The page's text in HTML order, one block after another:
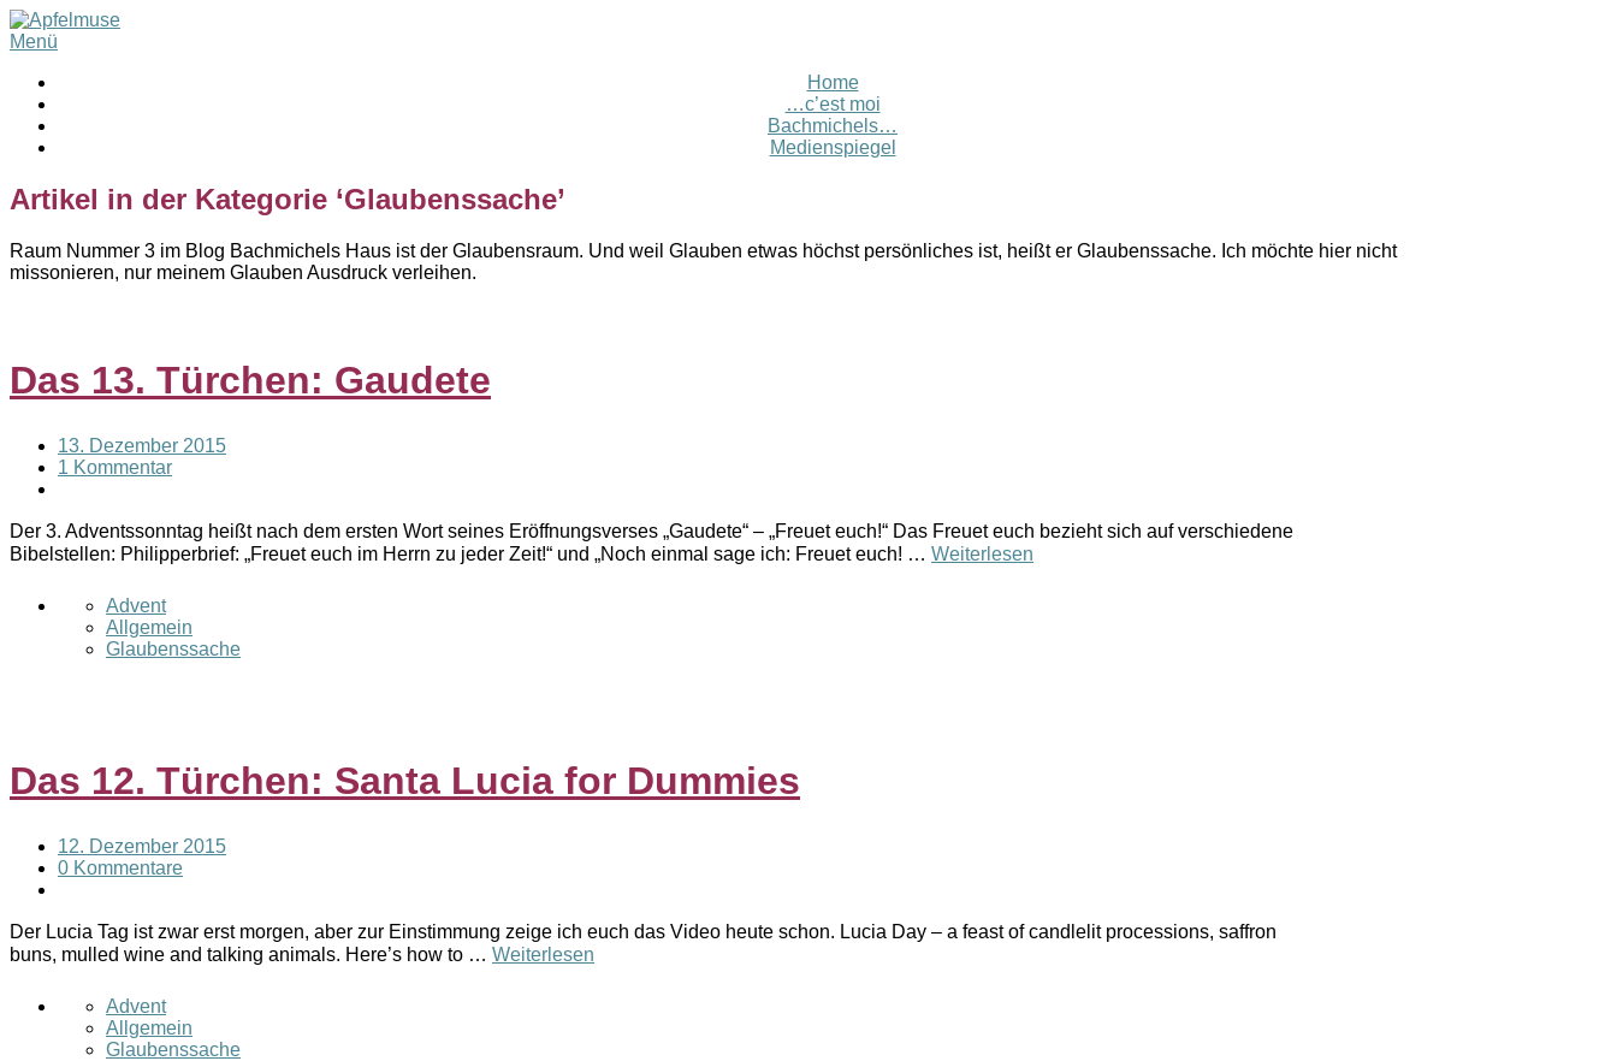
Menü
Home
…c’est moi
Bachmichels…
Medienspiegel
Artikel in der Kategorie ‘Glaubenssache’
Raum Nummer 3 im Blog Bachmichels Haus ist der Glaubensraum. Und weil Glauben etwas höchst persönliches ist, heißt er Glaubenssache. Ich möchte hier nicht
missonieren, nur meinem Glauben Ausdruck verleihen.
Das 13. Türchen: Gaudete
13. Dezember 2015
1 Kommentar
Der 3. Adventssonntag heißt nach dem ersten Wort seines Eröffnungsverses „Gaudete“ – „Freuet euch!“ Das Freuet euch bezieht sich auf verschiedene
Bibelstellen: Philipperbrief: „Freuet euch im Herrn zu jeder Zeit!“ und „Noch einmal sage ich: Freuet euch! … Weiterlesen
Advent
Allgemein
Glaubenssache
Das 12. Türchen: Santa Lucia for Dummies
12. Dezember 2015
0 Kommentare
Der Lucia Tag ist zwar erst morgen, aber zur Einstimmung zeige ich euch das Video heute schon. Lucia Day – a feast of candlelit processions, saffron
buns, mulled wine and talking animals. Here’s how to … Weiterlesen
Advent
Allgemein
Glaubenssache